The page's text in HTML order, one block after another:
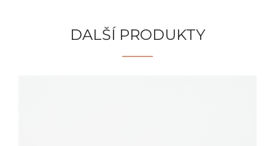
DALŠÍ PRODUKTY